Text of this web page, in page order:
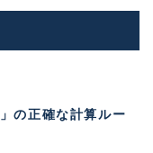
の正確な計算ルー